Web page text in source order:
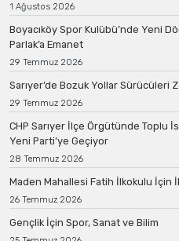
1 Ağustos 2026
Boyacıköy Spor Kulübü’nde Yeni
Parlak’a Emanet
29 Temmuz 2026
Sarıyer’de Bozuk Yollar Sürücüleri
29 Temmuz 2026
CHP Sarıyer İlçe Örgütünde Toplu
Yeni Parti’ye Geçiyor
28 Temmuz 2026
Maden Mahallesi Fatih İlkokulu İçin
26 Temmuz 2026
Gençlik İçin Spor, Sanat ve Bilim